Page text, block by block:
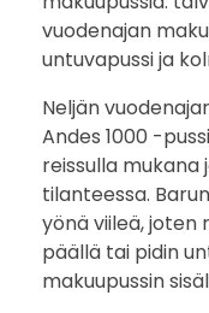
vuodenajan
untuvapussi ja
Neljän
Andes 1000 -
reissulla
tilanteessa.
yönä viileä, joten
päällä tai pidin
makuupussin